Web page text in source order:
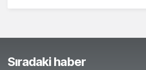
Sıradaki haber